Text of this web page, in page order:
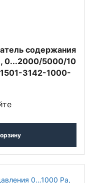
содержания
0...2000/5000/10
3142-1000-